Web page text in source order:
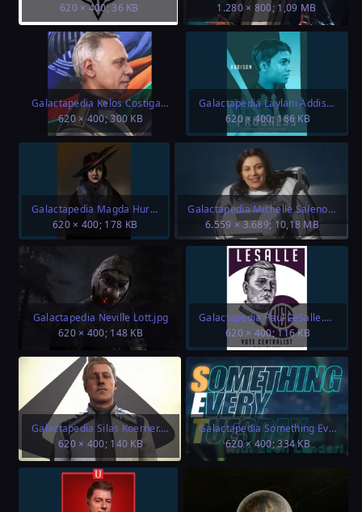
620 × 400; 36 KB
1.280 × 800; 1,09 MB
Galactapedia Kelos Costigan.png
620 × 400; 300 KB
Galactapedia Laylani Addison.png
620 × 400; 186 KB
Galactapedia Magda Hurston.png
620 × 400; 178 KB
Galactapedia Michelle Saleno.jpg
6.559 × 3.689; 10,18 MB
Galactapedia Neville Lott.jpg
620 × 400; 148 KB
Galactapedia Paul LeSalle.png
620 × 400; 116 KB
Galactapedia Silas Koerner.jpg
620 × 400; 140 KB
Galactapedia Something Every Tuesday.png
620 × 400; 334 KB